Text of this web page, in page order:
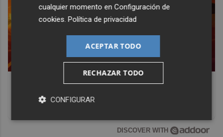
Corepunk MMORPG
Un verdadero MMORPG de la vieja escuela ¡Cómo los de
DISCOVER WITH
cualquier momento enConfiguración de
cookies .Política de privacidad
ACEPTAR TODO
RECHAZAR TODO
CONFIGURAR